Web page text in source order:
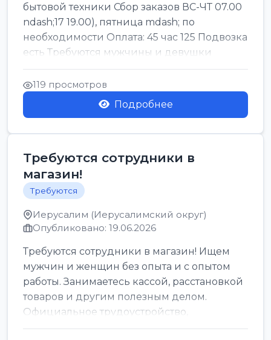
бытовой техники Сбор заказов ВС-ЧТ 07.00
ndash;17 19.00), пятница mdash; по
необходимости Оплата: 45 час 125 Подвозка
есть Требуются мужчины и девушки
Только официальн...
119 просмотров
Подробнее
Требуются сотрудники в
магазин!
Требуются
Иерусалим (Иерусалимский округ)
Опубликовано: 19.06.2026
Требуются сотрудники в магазин! Ищем
мужчин и женщин без опыта и с опытом
работы. Занимаетесь кассой, расстановкой
товаров и другим полезным делом.
Официальное трудоустройство,
стабильная зарплата от ...